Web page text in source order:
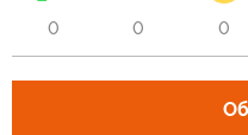
0 0 0